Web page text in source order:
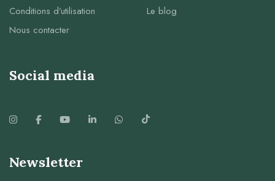
Conditions d’utilisation
Nous contacter
Le blog
Social media
Newsletter